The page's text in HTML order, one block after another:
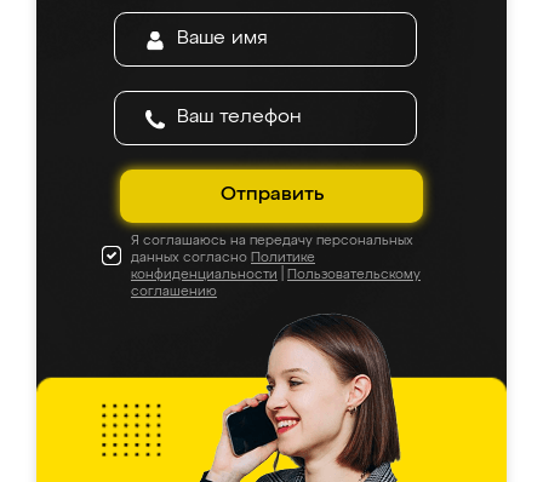
Отправить
Я соглашаюсь на передачу персональных
данных согласно Политике
конфиденциальности
Пользовательскому
соглашению